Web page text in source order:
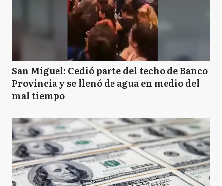
San Miguel: Cedió parte del techo de Banco
Provincia y se llenó de agua en medio del
mal tiempo